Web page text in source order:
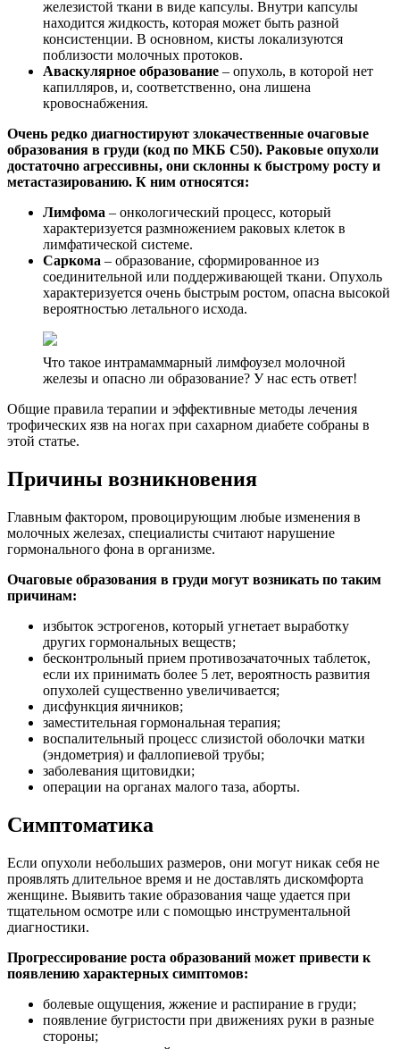
железистой ткани в виде капсулы. Внутри капсулы
находится жидкость, которая может быть разной
консистенции. В основном, кисты локализуются
поблизости молочных протоков.
Аваскулярное образование – опухоль, в которой нет
капилляров, и, соответственно, она лишена
кровоснабжения.
Очень редко диагностируют злокачественные очаговые
образования в груди (код по МКБ С50). Раковые опухоли
достаточно агрессивны, они склонны к быстрому росту и
метастазированию. К ним относятся:
Лимфома – онкологический процесс, который
характеризуется размножением раковых клеток в
лимфатической системе.
Саркома – образование, сформированное из
соединительной или поддерживающей ткани. Опухоль
характеризуется очень быстрым ростом, опасна высокой
вероятностью летального исхода.
Что такое интрамаммарный лимфоузел молочной
железы и опасно ли образование? У нас есть ответ!
Общие правила терапии и эффективные методы лечения
трофических язв на ногах при сахарном диабете собраны в
этой статье.
Причины возникновения
Главным фактором, провоцирующим любые изменения в
молочных железах, специалисты считают нарушение
гормонального фона в организме.
Очаговые образования в груди могут возникать по таким
причинам:
избыток эстрогенов, который угнетает выработку
других гормональных веществ;
бесконтрольный прием противозачаточных таблеток,
если их принимать более 5 лет, вероятность развития
опухолей существенно увеличивается;
дисфункция яичников;
заместительная гормональная терапия;
воспалительный процесс слизистой оболочки матки
(эндометрия) и фаллопиевой трубы;
заболевания щитовидки;
операции на органах малого таза, аборты.
Симптоматика
Если опухоли небольших размеров, они могут никак себя не
проявлять длительное время и не доставлять дискомфорта
женщине. Выявить такие образования чаще удается при
тщательном осмотре или с помощью инструментальной
диагностики.
Прогрессирование роста образований может привести к
появлению характерных симптомов:
болевые ощущения, жжение и распирание в груди;
появление бугристости при движениях руки в разные
стороны;